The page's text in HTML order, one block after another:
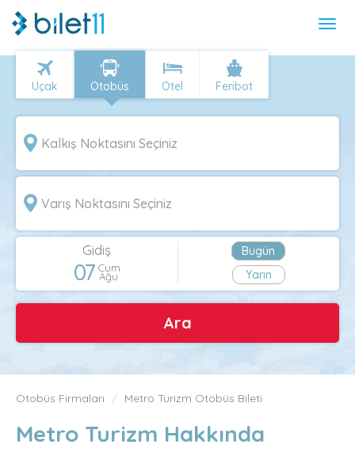
Uçak Otobüs Otel Feribot
Gidiş
07 Cum
Ağu
Bugün
Yarın
Ara
Otobüs Firmaları Metro Turizm Otobüs Bileti
Metro Turizm Hakkında